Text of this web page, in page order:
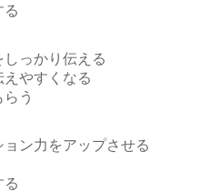
る
っかり伝える
やすくなる
う
ン力をアップさせる
る